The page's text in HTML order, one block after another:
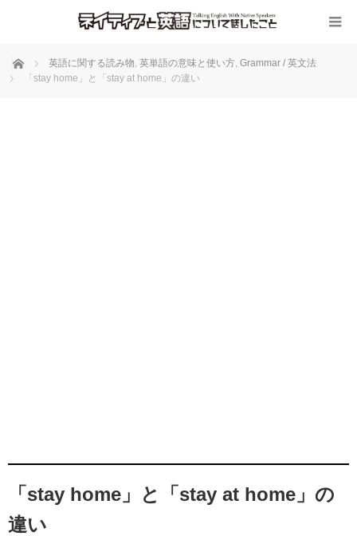
ホーム 英語に関する読み物, 英単語の意味と使い方, Grammar / 英文法
「stay home」と「stay at home」の違い
「stay home」と「stay at home」の
違い